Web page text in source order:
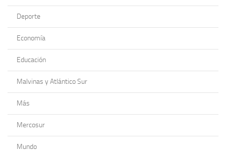
Deporte
Economía
Educación
Malvinas y Atlántico Sur
Más
Mercosur
Mundo